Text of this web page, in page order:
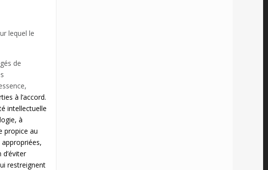
lequel le
de
à l’accord.
intellectuelle
à
propice au
restreignent